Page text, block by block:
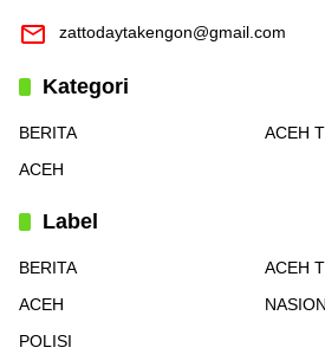
zattodaytakengon@gmail.com
Kategori
BERITA
ACEH
ACEH
Label
BERITA
ACEH
ACEH
POLISI